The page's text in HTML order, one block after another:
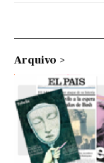
Arquivo